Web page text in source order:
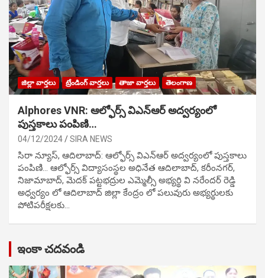
జిల్లా వార్తలు ట్రేండింగ్ వార్తలు తాజా వార్తలు తెలంగాణ
Alphores VNR: ఆల్ఫోర్స్ విఎన్ఆర్ అద్వర్యంలో
పుస్తకాలు పంపిణి…
04/12/2024 SIRA NEWS
సిరా న్యూస్, ఆదిలాబాద్: ఆల్ఫోర్స్ విఎన్ఆర్ అద్వర్యంలో పుస్తకాలు
పంపిణి… ఆల్ఫోర్స్ విద్యాసంస్థల అధినేత ఆదిలాబాద్, కరీంనగర్,
నిజామాబాద్, మెదక్ పట్టభద్రుల ఎమ్మెల్సీ అభ్యర్థి వి నరేందర్ రెడ్డి
అధ్వర్యం లో ఆదిలాబాద్ జిల్లా కేంద్రం లో పలువురు అభ్యర్థులకు
పోటిప‌రీక్ష‌ల‌కు…
ఇంకా చదవండి